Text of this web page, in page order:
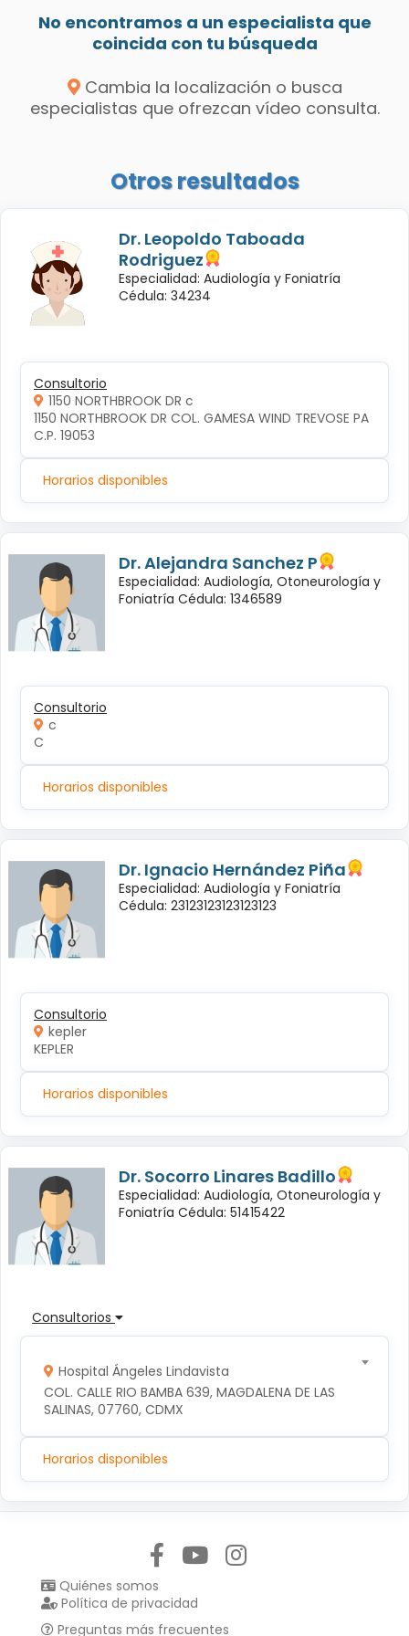
No encontramos a un especialista que
coincida con tu búsqueda
Cambia la localización o busca
especialistas que ofrezcan vídeo consulta.
Otros resultados
Dr. Leopoldo Taboada
Rodriguez
Especialidad: Audiología y Foniatría
Cédula: 34234
Consultorio
1150 NORTHBROOK DR c
1150 NORTHBROOK DR COL. GAMESA WIND TREVOSE PA
C.P. 19053
Horarios disponibles
Dr. Alejandra Sanchez P
Especialidad: Audiología, Otoneurología y
Foniatría Cédula: 1346589
Consultorio
c
C
Horarios disponibles
Dr. Ignacio Hernández Piña
Especialidad: Audiología y Foniatría
Cédula: 23123123123123123
Consultorio
kepler
KEPLER
Horarios disponibles
Dr. Socorro Linares Badillo
Especialidad: Audiología, Otoneurología y
Foniatría Cédula: 51415422
Consultorios
Hospital Ángeles Lindavista
COL. CALLE RIO BAMBA 639, MAGDALENA DE LAS
SALINAS, 07760, CDMX
Horarios disponibles
Quiénes somos
Política de privacidad
Preguntas más frecuentes